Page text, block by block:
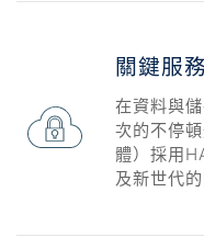
關鍵服
在資料與
次的不停
體）採用
及新世代